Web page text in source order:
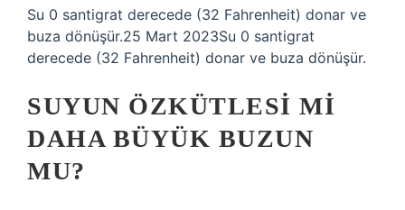
Su 0 santigrat derecede (32 Fahrenheit) donar ve
buza dönüşür.25 Mart 2023Su 0 santigrat
derecede (32 Fahrenheit) donar ve buza dönüşür.
SUYUN ÖZKÜTLESI MI
DAHA BÜYÜK BUZUN
MU?